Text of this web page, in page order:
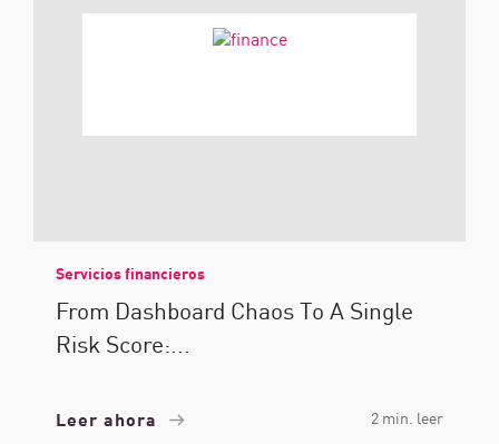
Servicios financieros
From Dashboard Chaos To A Single
Risk Score:...
Leer ahora 2 min. leer